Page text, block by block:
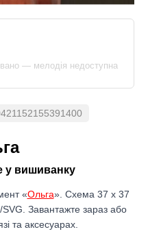
— мелодія недоступна
у вишиванку
«Ольга». Схема 37 x 37
Завантажте зараз або
та аксесуарах.